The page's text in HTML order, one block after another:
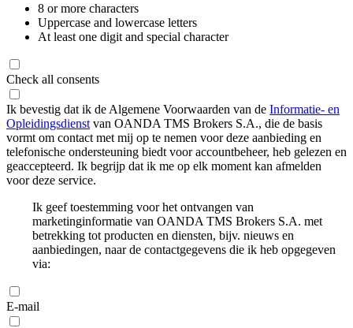
8 or more characters
Uppercase and lowercase letters
At least one digit and special character
Check all consents
Ik bevestig dat ik de Algemene Voorwaarden van de Informatie- en
Opleidingsdienst van OANDA TMS Brokers S.A., die de basis
vormt om contact met mij op te nemen voor deze aanbieding en
telefonische ondersteuning biedt voor accountbeheer, heb gelezen en
geaccepteerd. Ik begrijp dat ik me op elk moment kan afmelden
voor deze service.
Ik geef toestemming voor het ontvangen van
marketinginformatie van OANDA TMS Brokers S.A. met
betrekking tot producten en diensten, bijv. nieuws en
aanbiedingen, naar de contactgegevens die ik heb opgegeven
via:
E-mail